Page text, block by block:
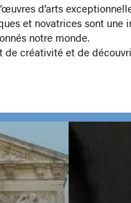
d’arts
et novatrices sont une
notre monde.
créativité et de